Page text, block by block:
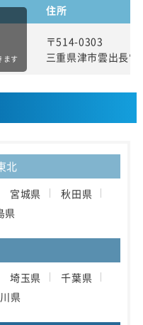
住所
〒514-0303
三重県津市雲出長
ます
北
宮城県
秋田県
県
埼玉県
千葉県
県